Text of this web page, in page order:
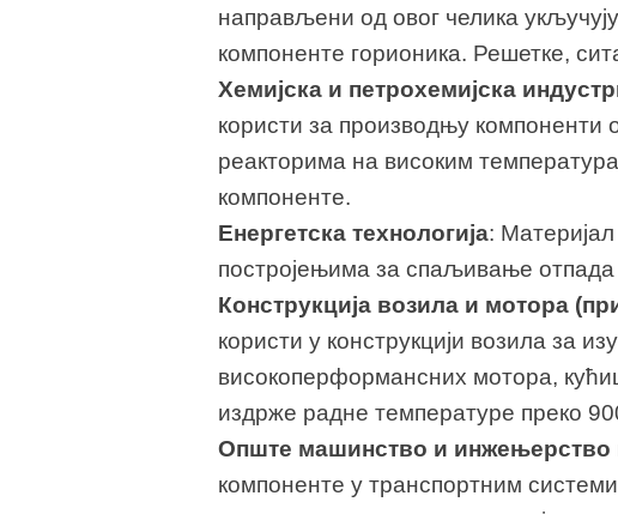
направљени од овог челика
компоненте горионика. Решетке,
Хемијска и петрохемијска
користи за производњу компоненти
реакторима на високим
компоненте.
Енергетска технологија:
постројењима за спаљивање
Конструкција возила и мотора
користи у конструкцији возила за
високоперформансних мотора,
издрже радне температуре преко
Опште машинство и инжењерство
компоненте у транспортним